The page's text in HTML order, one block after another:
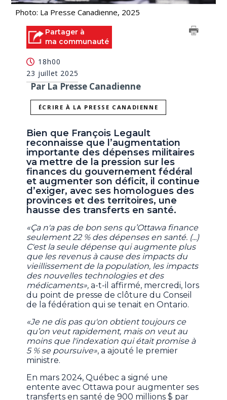
Photo: La Presse Canadienne, 2025
Partager à
ma communauté
18h00
23 juillet 2025
Par La Presse Canadienne
ÉCRIRE À LA PRESSE CANADIENNE
Bien que François Legault
reconnaisse que l’augmentation
importante des dépenses militaires
va mettre de la pression sur les
finances du gouvernement fédéral
et augmenter son déficit, il continue
d’exiger, avec ses homologues des
provinces et des territoires, une
hausse des transferts en santé.
«Ça n'a pas de bon sens qu’Ottawa finance
seulement 22 % des dépenses en santé. (...)
C'est la seule dépense qui augmente plus
que les revenus à cause des impacts du
vieillissement de la population, les impacts
des nouvelles technologies et des
médicaments», a-t-il affirmé, mercredi, lors
du point de presse de clôture du Conseil
de la fédération qui se tenait en Ontario.
«Je ne dis pas qu'on obtient toujours ce
qu’on veut rapidement, mais on veut au
moins que l'indexation qui était promise à
5 % se poursuive», a ajouté le premier
ministre.
En mars 2024, Québec a signé une
entente avec Ottawa pour augmenter ses
transferts en santé de 900 millions $ par